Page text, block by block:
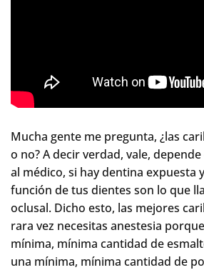
Mucha gente me pregunta, ¿las
o no? A decir verdad, vale,
al médico, si hay dentina expuesta
función de tus dientes son lo que
oclusal. Dicho esto, las mejores
rara vez necesitas anestesia
mínima, mínima cantidad de
una mínima, mínima cantidad de